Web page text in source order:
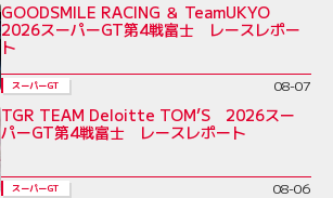
GOODSMILE RACING ＆ TeamUKYO
2026スーパーGT第4戦富士 レースレポー
ト
スーパーGT 08-07
TGR TEAM Deloitte TOM’S 2026スー
パーGT第4戦富士 レースレポート
スーパーGT 08-06